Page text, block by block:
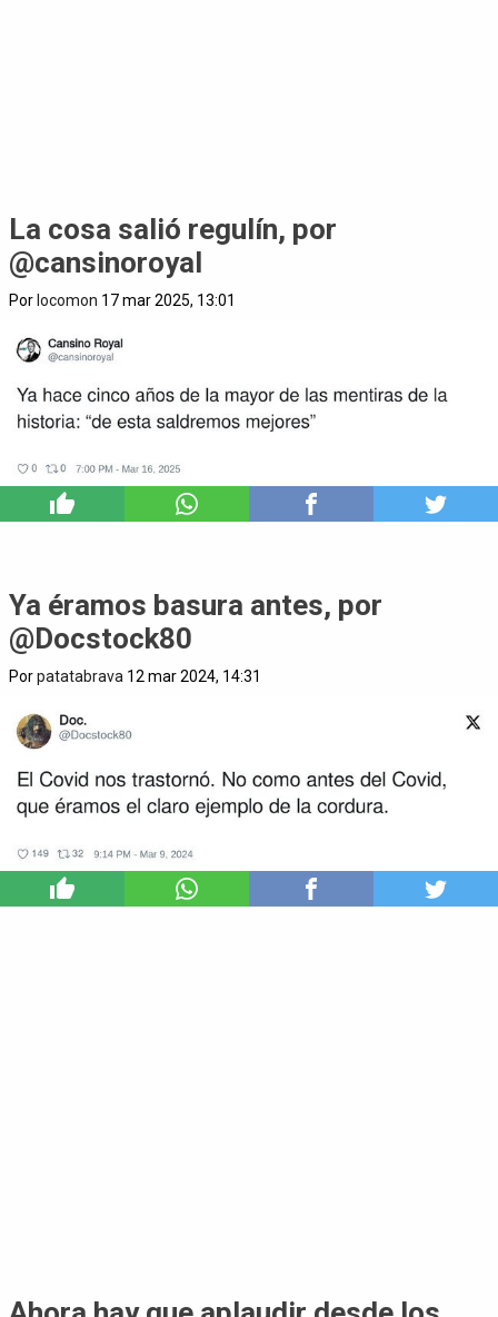
La cosa salió regulín, por
@cansinoroyal
Por locomon 17 mar 2025, 13:01
Ya éramos basura antes, por
@Docstock80
Porpatatabrava 12 mar 2024, 14:31